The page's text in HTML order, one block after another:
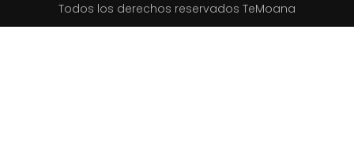
Todos los derechos reservados TeMoana